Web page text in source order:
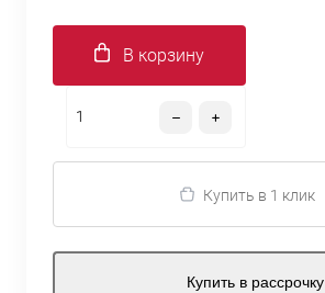
В корзину
Купить в 1 клик
Купить в рассрочку